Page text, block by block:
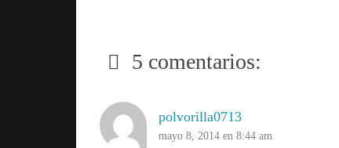
n
rti
5 comentarios:
polvorilla0713
mayo 8, 2014 en 8:44 am